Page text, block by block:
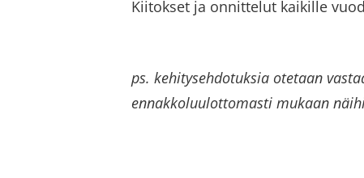
Kiitokset ja onnittelut kaikille
ps. kehitysehdotuksia otetaan
ennakkoluulottomasti mukaan